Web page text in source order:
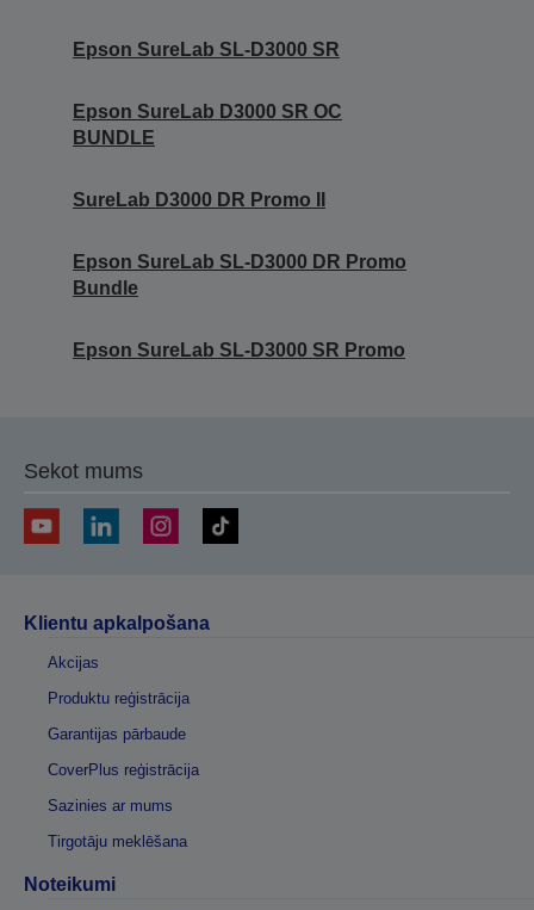
Epson SureLab SL-D3000 SR
Epson SureLab D3000 SR OC
BUNDLE
SureLab D3000 DR Promo II
Epson SureLab SL-D3000 DR Promo
Bundle
Epson SureLab SL-D3000 SR Promo
Sekot mums
Klientu apkalpošana
Akcijas
Produktu reģistrācija
Garantijas pārbaude
CoverPlus reģistrācija
Sazinies ar mums
Tirgotāju meklēšana
Noteikumi